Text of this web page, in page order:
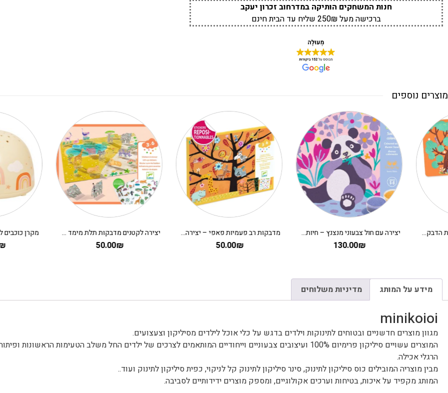
חנות המשחקים הותיקה במדרחוב זכרון יעקב
ברכישה מעל 250₪ שליח עד הבית חינם
מוצרים נוספים
יצירה עם חול צבעוני מנצנץ – חיות מתוקות DJECO מדבקות רב פעמיות פאפי – יצירה לקטנים על העץ יצירה לקטנים מדבקות תלת מימד – מדבקות רב פעמיות סוואנה DJECO מקרן כוכבים לחדר ילדים –
מידע על המותג מדיניות משלוחים
minikoioi
מגוון מוצרים חדשניים ובטוחים לתינוקות וילדים בדגש על כלי אוכל לילדים מסיליקון וצעצועים.
המוצרים עשויים סיליקון פרימיום 100% ועיצובים צבעוניים וייחודיים המותאמים לצרכים של ילדים החל משלב הטעימות הראשונות
הרגלי אכילה.
מבין מוצריה המובילים כוס סיליקון לתינוק, סינר סיליקון לתינוק קל לניקוי, כפית סיליקון לתינוק ועוד..
המותג מקפיד על איכות, בטיחות וערכים אקולוגיים, ומספק מוצרים ידידותיים לסביבה.